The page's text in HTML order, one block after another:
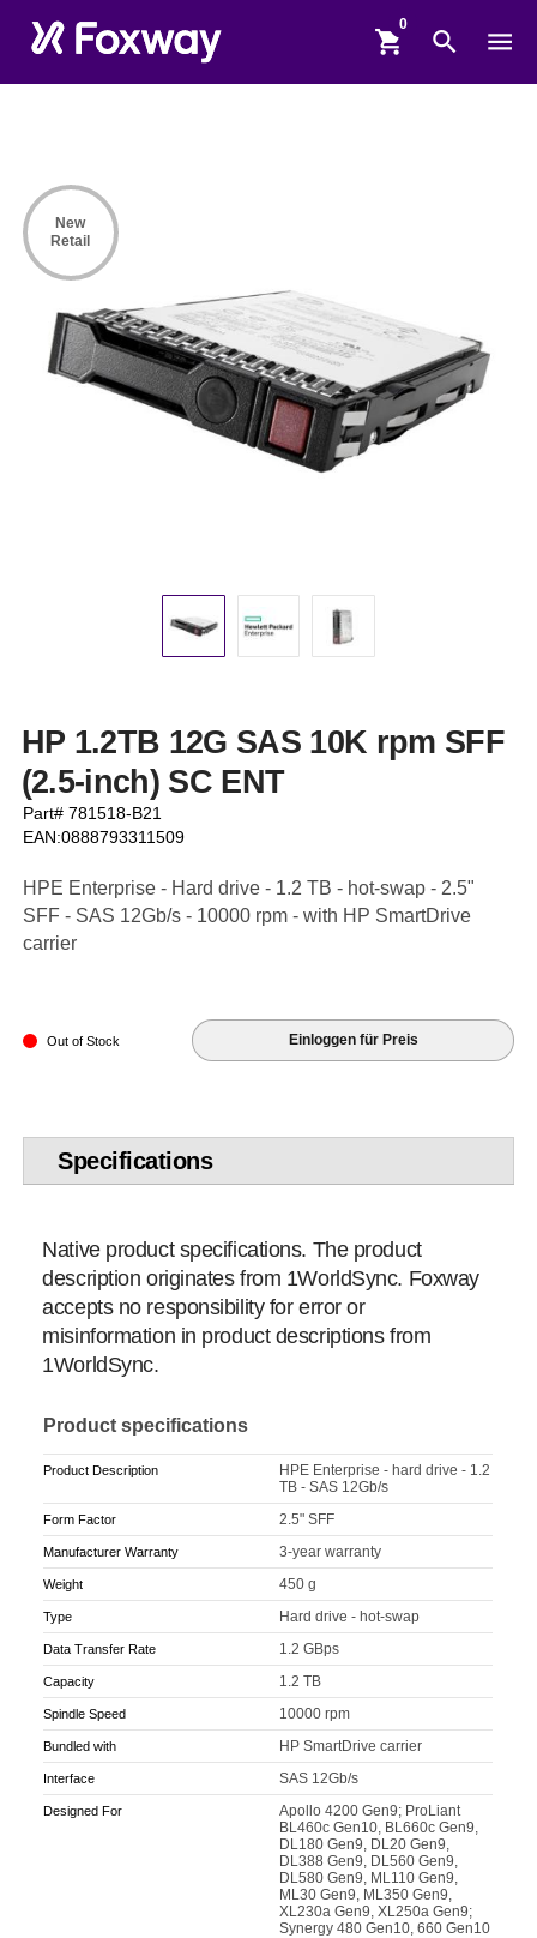
shopping_cart search menu
HP 1.2TB 12G SAS 10K rpm SFF
(2.5-inch) SC ENT
Part# 781518-B21
EAN:0888793311509
HPE Enterprise - Hard drive - 1.2 TB - hot-swap - 2.5"
SFF - SAS 12Gb/s - 10000 rpm - with HP SmartDrive
carrier
Out of Stock Einloggen für Preis
New
Retail
Specifications
Native product specifications. The product
description originates from 1WorldSync. Foxway
accepts no responsibility for error or
misinformation in product descriptions from
1WorldSync.
Product specifications
Product Description
HPE Enterprise - hard drive - 1.2
TB - SAS 12Gb/s
Form Factor 2.5" SFF
Manufacturer Warranty 3-year warranty
Weight 450 g
Type Hard drive - hot-swap
Data Transfer Rate 1.2 GBps
Capacity 1.2 TB
Spindle Speed 10000 rpm
Bundled with HP SmartDrive carrier
Interface SAS 12Gb/s
Designed For
Apollo 4200 Gen9; ProLiant
BL460c Gen10, BL660c Gen9,
DL180 Gen9, DL20 Gen9,
DL388 Gen9, DL560 Gen9,
DL580 Gen9, ML110 Gen9,
ML30 Gen9, ML350 Gen9,
XL230a Gen9, XL250a Gen9;
Synergy 480 Gen10, 660 Gen10